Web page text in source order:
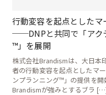
行動変容を起点とした
──DNPと共同で「アク
™」を展開
株式会社Brandismは、大日本
者の行動変容を起点としたマ
ンプランニング™」の提供を開
Brandismが強みとするブラ